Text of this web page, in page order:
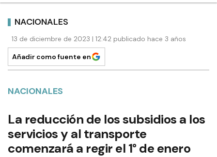
NACIONALES
13 de diciembre de 2023 | 12:42 publicado hace 3 años
Añadir como fuente en
NACIONALES
La reducción de los subsidios a los
servicios y al transporte
comenzará a regir el 1° de enero